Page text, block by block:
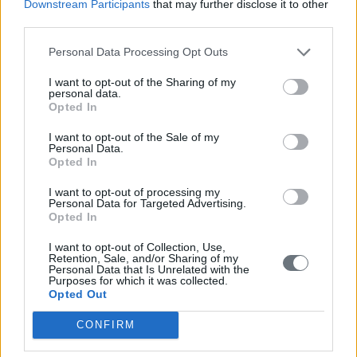
Downstream Participants that may further disclose it to other
Personal Data Processing Opt Outs
I want to opt-out of the Sharing of my
personal data.
Opted In
I want to opt-out of the Sale of my
Personal Data.
Opted In
I want to opt-out of processing my
Personal Data for Targeted Advertising.
Opted In
I want to opt-out of Collection, Use,
Retention, Sale, and/or Sharing of my
Personal Data that Is Unrelated with the
Purposes for which it was collected.
Opted Out
CONFIRM
Μανιατάκειον Ίδρυμα σε συνεργασία με διάφορους φορείς
προκειμένου να εξασφαλιστεί η μεγαλύτερη δυνατή
της τοπικής κοινωνίας. Επεσήμανε ότι η Εμβληματική
Κοινότητα αφενός αγκαλιάζει τις παραδοσιακές δομές
καλλιέργειας των τοπικών προϊόντων, αφετέρου πολλά έθιμα
και παραδόσεις συνδέονται με τις διατροφικές συνήθειες, τα
διαπολιτισμικής και διαγενεακής ανταλλαγής. Επιπλέον, οι
περισσότερες εκδηλώσεις της κοινωνικής ζωής είναι άμεσα
φυσικών πόρων έχει μακρά παράδοση στην κοινότητα και
επηρεάζει την ποιότητα ζωής των σημερινών και των
μελλοντικών γενεών. Στην παγκοσμιοποιημένη κουλτούρα
του πρόχειρου φαγητού, οι Κορωναίοι προβάλλουν τη δική
τους γαστρονομική κουλτούρα η οποία είναι η τοπική
ποικιλία της Μεσογειακής Διατροφής. Ανέφερε ότι η εγγραφή
του στοιχείου ανέδειξε τα άμεσα και έμμεσα οικονομικά και
κοινωνικά οφέλη με όρους επίτευξης βιώσιμης ανάπτυξης,
ανταγωνισμού, δημιουργίας θέσεων εργασίας, κοινωνικής
ένταξης, συνοχής και καινοτομίας. Ολοκλήρωσε την ομιλία της